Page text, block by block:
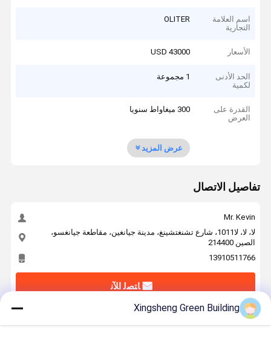
اسم العلامة
التجارية
OLITER
الأسعار 43000 USD
الحد الأدنى
لكمية
1 مجموعة
القدرة على
العرض
300 ميغاواط سنويا
عرض المزيد
تفاصيل الاتصال
Mr. Kevin
لا، لا، لا1011، شارع تشنغتشينغ، مدينة جيانغين، مقاطعة جيانغسو،
الصين 214400
13910511766
ﺎﺘﺼﻟ ﺍﻶﻧ
احصل على افضل سعر ل
Xingsheng Green Building